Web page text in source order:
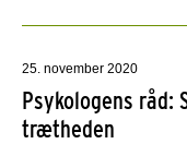
25. november 2020
Psykologens råd:
trætheden